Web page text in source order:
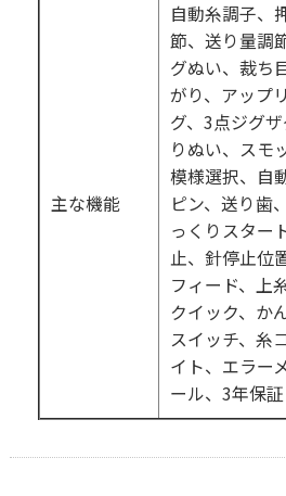
主な機能
自動糸調子、
節、送り量調
グぬい、裁ち
がり、アップ
グ、3点ジグ
りぬい、スモ
模様選択、自
ピン、送り
っくりスター
止、針停止位
フィード、上
クイック、か
スイッチ、糸
イト、エラー
ール、3年保証